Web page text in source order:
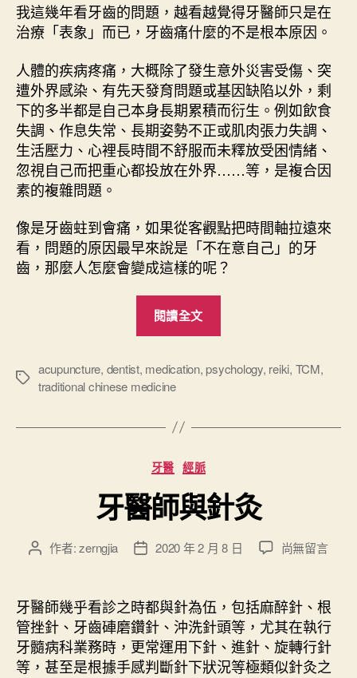
我這幾年看牙齒的問題，越看越覺得牙醫師只是在
治療「表象」而已，牙齒痛什麼的不是根本原因。
人體的疾病疼痛，大概除了發生意外災害受傷、突
遭外界感染、有先天發育問題或基因缺陷以外，剩
下的多半都是自己本身長期累積而衍生。例如飲食
失調、作息失常、長期姿勢不正或肌肉張力失調、
生活壓力、心裡長時間不舒服而未釋放受困情緒、
忽視自己而把重心都投放在外界……等，是複合因
素的複雜問題。
像是牙齒蛀到會痛，如果從客觀點把時間軸拉遠來
看，問題的原因最早來說是「不在意自己」的牙
齒，那麼人怎麼會變成這樣的呢？
閱讀全文
的
”
標
acupuncture, dentist, medication,psychology, reiki, TCM,
traditional chinese medicine
分
類
牙醫 經脈
牙醫師與針灸
文
者
作者:zerngjia
文
佈
日
期
2020 年 2 月 8 日
在
醫
師
與
針
灸
尚無留言
牙醫師幾乎看診之時都與針為伍，包括麻醉針、根
管挫針、牙齒硨磨鑽針、沖洗針頭等，尤其在執行
牙髓病科業務時，更常運用下針、進針、旋轉行針
等，甚至是根據手感判斷針下狀況等極類似針灸之